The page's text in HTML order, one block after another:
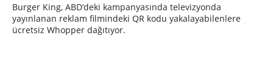
Burger King, ABD’deki kampanyasında televizyonda
yayınlanan reklam filmindeki QR kodu yakalayabilenlere
ücretsiz Whopper dağıtıyor.